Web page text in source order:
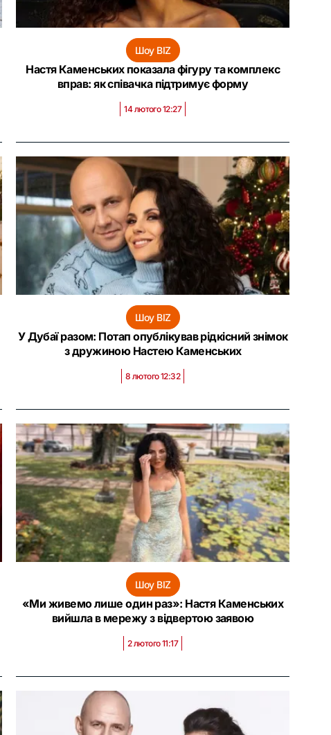
Шоу BIZ
Настя Каменських показала фігуру та комплекс
вправ: як співачка підтримує форму
14 лютого 12:27
Шоу BIZ
У Дубаї разом: Потап опублікував рідкісний знімок
з дружиною Настею Каменських
8 лютого 12:32
Шоу BIZ
«Ми живемо лише один раз‎»: Настя Каменських
вийшла в мережу з відвертою заявою
2 лютого 11:17